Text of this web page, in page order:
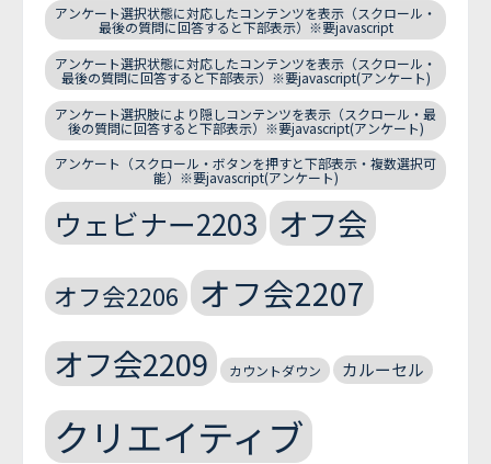
アンケート選択状態に対応したコンテンツを表示（スクロール・
最後の質問に回答すると下部表示）※要javascript
アンケート選択状態に対応したコンテンツを表示（スクロール・
最後の質問に回答すると下部表示）※要javascript(アンケート)
アンケート選択肢により隠しコンテンツを表示（スクロール・最
後の質問に回答すると下部表示）※要javascript(アンケート)
アンケート（スクロール・ボタンを押すと下部表示・複数選択可
能）※要javascript(アンケート)
ウェビナー2203 オフ会
オフ会2206 オフ会2207
オフ会2209 カウントダウン カルーセル
クリエイティブ